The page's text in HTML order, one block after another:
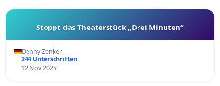
Stoppt das Theaterstück „Drei Minuten“
Denny Zenker
244 Unterschriften
12 Nov 2025